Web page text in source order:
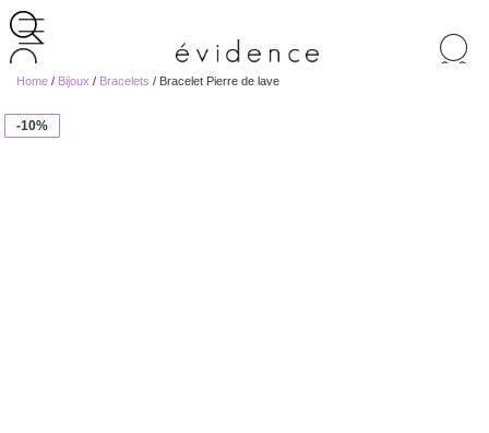
de
Home / Bijoux / Bracelets / Bracelet Pierre de lave
-10%